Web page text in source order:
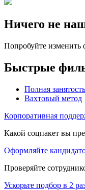
Ничего не
Попробуйте
Быстрые
Полная занятость
Вахтовый метод
Корпоративная
Какой соцпакет вы
Оформляйте
Проверяйте
Ускорьте подбор в 2